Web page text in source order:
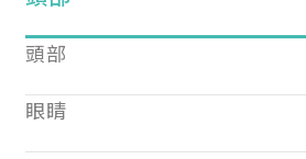
頭部
眼睛